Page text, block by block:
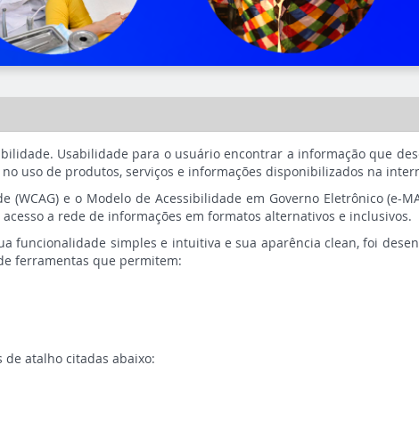
Usabilidade para o usuário encontrar a informação que
uso de produtos, serviços e informações disponibilizados na
e o Modelo de Acessibilidade em Governo Eletrônico (e-
a rede de informações em formatos alternativos e inclusivos.
funcionalidade simples e intuitiva e sua aparência clean, foi
ferramentas que permitem:
atalho citadas abaixo: